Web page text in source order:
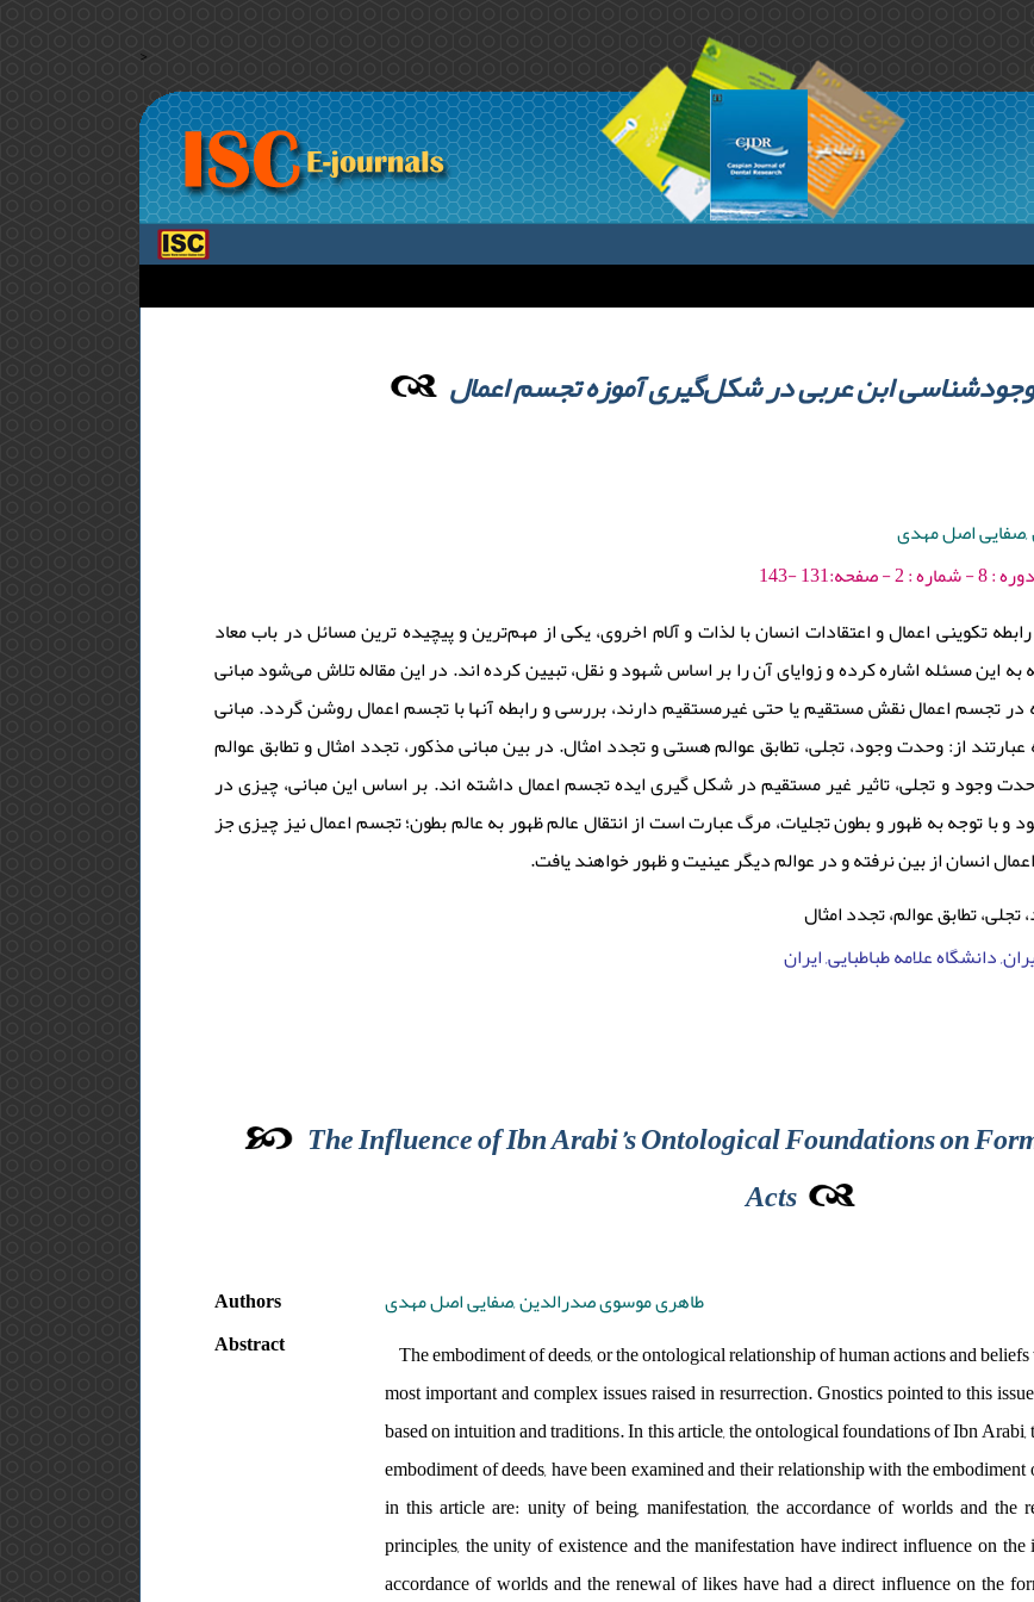
>
وجودشناسی ابن عربی در شکل‌گیری آموزه‌ تجسم اعمال
اصل مهدی
تکوینی اعمال و اعتقادات انسان با لذات و آلام اخروی، یکی از مهم‌ترین و پیچیده ترین مسائل در باب معاد
این مسئله اشاره کرده و زوایای آن را بر اساس شهود و نقل، تبیین کرده اند. در این مقاله تلاش می‌شود مبانی
تجسم اعمال نقش مستقیم یا حتی غیرمستقیم دارند، بررسی و رابطه آنها با تجسم اعمال روشن گردد. مبانی
از: وحدت وجود، تجلی، تطابق عوالم هستی و تجدد امثال. در بین مبانی مذکور، تجدد امثال و تطابق عوالم
وجود و تجلی، تاثیر غیر مستقیم در شکل گیری ایده تجسم اعمال داشته اند. بر اساس این مبانی، چیزی در
با توجه به ظهور و بطون تجلیات، مرگ عبارت است از انتقال عالم ظهور به عالم بطون؛ تجسم اعمال نیز چیزی جز
انسان از بین نرفته و در عوالم دیگر عینیت و ظهور خواهند یافت.
تطابق عوالم، تجدد امثال
دانشگاه علامه طباطبایی, ایران
The Influence of Ibn Arabi’s Ontological Foundations on
Acts
Authors
طاهری موسوی صدرالدین ,صفایی اصل مهدی
Abstract
The embodiment of deeds, or the ontological relationship of human actions and
most important and complex issues raised in resurrection. Gnostics pointed to this
based on intuition and traditions. In this article, the ontological foundations of Ibn
embodiment of deeds, have been examined and their relationship with the
in this article are: unity of being, manifestation, the accordance of worlds and
principles, the unity of existence and the manifestation have indirect influence on
accordance of worlds and the renewal of likes have had a direct influence on the